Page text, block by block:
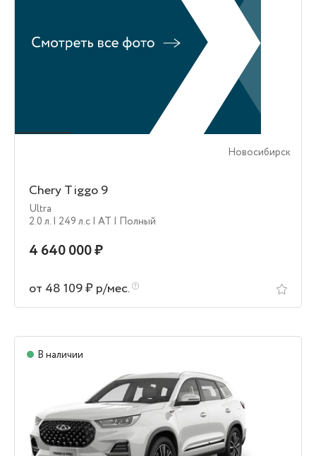
Новосибирск
Chery Tiggo 9
Ultra
2.0 л. | 249 л.c | AT | Полный
4 640 000 ₽
от 48 109 ₽ р/мес.
В наличии